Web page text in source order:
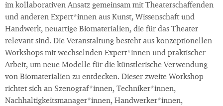
im kollaborativen Ansatz gemeinsam mit Theaterschaffenden
und anderen Expert*innen aus Kunst, Wissenschaft und
Handwerk, neuartige Biomaterialien, die für das Theater
relevant sind. Die Veranstaltung besteht aus konzeptionellen
Workshops mit wechselnden Expert*innen und praktischer
Arbeit, um neue Modelle für die künstlerische Verwendung
von Biomaterialien zu entdecken. Dieser zweite Workshop
richtet sich an Szenograf*innen, Techniker*innen,
Nachhaltigkeitsmanager*innen, Handwerker*innen,